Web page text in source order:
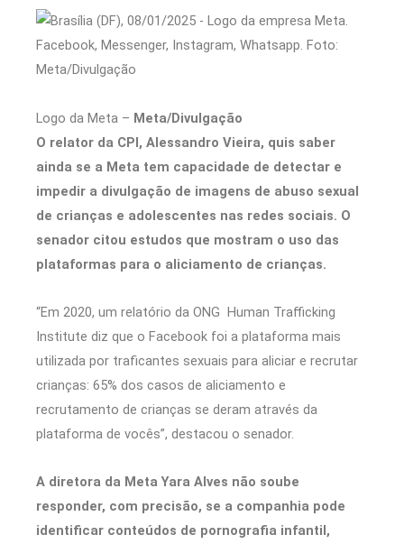
Logo da Meta – Meta/Divulgação
O relator da CPI, Alessandro Vieira, quis saber
ainda se a Meta tem capacidade de detectar e
impedir a divulgação de imagens de abuso sexual
de crianças e adolescentes nas redes sociais. O
senador citou estudos que mostram o uso das
plataformas para o aliciamento de crianças.
“Em 2020, um relatório da ONG Human Trafficking
Institute diz que o Facebook foi a plataforma mais
utilizada por traficantes sexuais para aliciar e recrutar
crianças: 65% dos casos de aliciamento e
recrutamento de crianças se deram através da
plataforma de vocês”, destacou o senador.
A diretora da Meta Yara Alves não soube
responder, com precisão, se a companhia pode
identificar conteúdos de pornografia infantil,